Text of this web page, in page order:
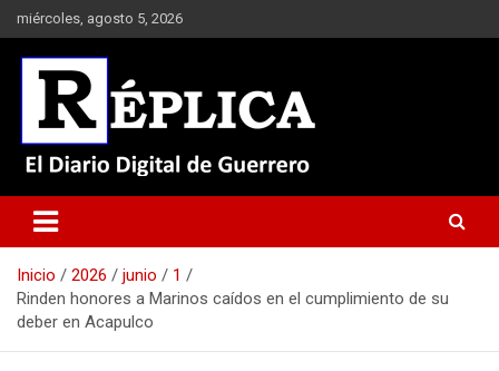
Saltar
al
contenido
miércoles, agosto 5, 2026
Réplica
Inicio 2026 junio
1
Rinden honores a Marinos caídos en el cumplimiento de su
deber en Acapulco